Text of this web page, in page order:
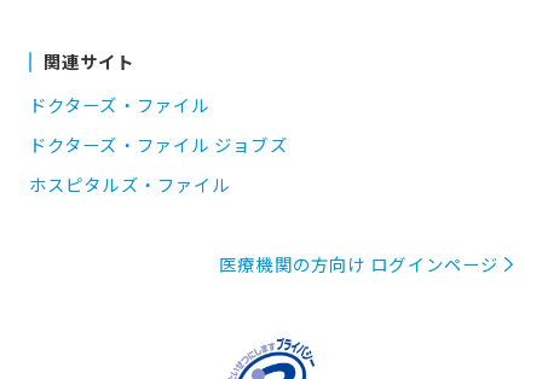
関連サイト
ドクターズ・ファイル
ドクターズ・ファイル ジョブズ
ホスピタルズ・ファイル
医療機関の方向け ログインページ